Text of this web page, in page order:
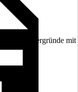
Untergründe mit